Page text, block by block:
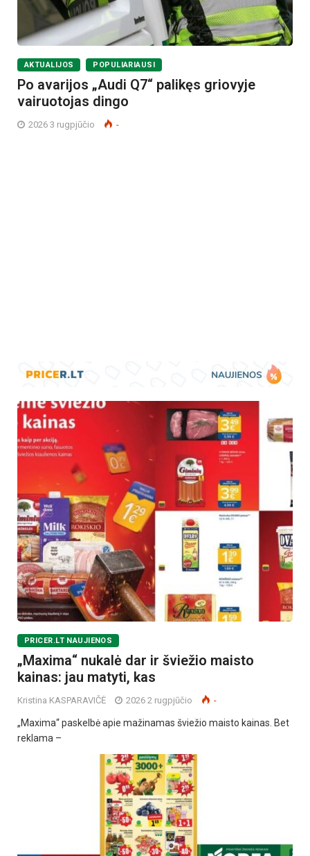
AKTUALIJOS POPULIARIAUSI
Po avarijos „Audi Q7“ palikęs griovyje
vairuotojas dingo
2026 3 rugpjūčio -
PRICER.LT NAUJIENOS
„Maxima“ nukalė dar ir šviežio maisto
kainas: jau matyti, kas
Kristina KASPARAVIČĖ 2026 2 rugpjūčio -
„Maxima“ paskelbė apie mažinamas šviežio maisto kainas. Bet
reklama –